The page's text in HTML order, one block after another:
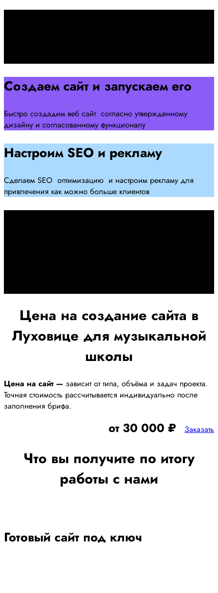
Создаем сайт и запускаем его
Быстро создадим веб сайт согласно утвержденному
дизайну и согласованному функционалу
Настроим SEO и рекламу
Сделаем SEO оптимизацию и настроим рекламу для
привлечения как можно больше клиентов
Цена на создание сайта в
Луховице для музыкальной
школы
Цена на сайт — зависит от типа, объёма и задач проекта.
Точная стоимость рассчитывается индивидуально после
заполнения брифа.
от 30 000 ₽ Заказать
Что вы получите по итогу
работы с нами
Готовый сайт под ключ